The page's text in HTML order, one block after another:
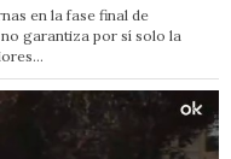
en la fase final de
garantiza por sí solo la